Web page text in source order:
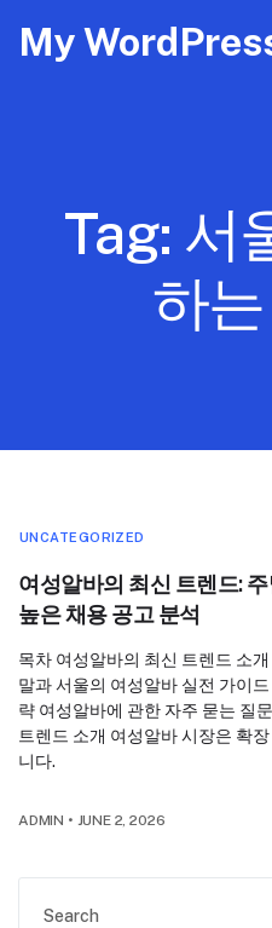
My
Tag: 서
하
Search
UNCATEGORIZED
여성알바의 최신 트렌드:
높은 채용 공고 분석
목차 여성알바의 최신 트렌드 소
말과 서울의 여성알바 실전 가이
략 여성알바에 관한 자주 묻는 질
트렌드 소개 여성알바 시장은 확
니다.
ADMIN • JUNE 2, 2026